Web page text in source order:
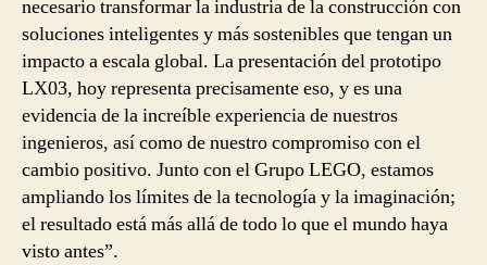
necesario transformar la industria de la construcción con
soluciones inteligentes y más sostenibles que tengan un
impacto a escala global. La presentación del prototipo
LX03, hoy representa precisamente eso, y es una
evidencia de la increíble experiencia de nuestros
ingenieros, así como de nuestro compromiso con el
cambio positivo. Junto con el Grupo LEGO, estamos
ampliando los límites de la tecnología y la imaginación;
el resultado está más allá de todo lo que el mundo haya
visto antes”.